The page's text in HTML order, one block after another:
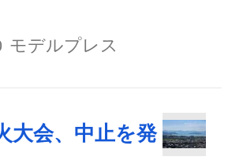
モデルプレス
大会、中止を発